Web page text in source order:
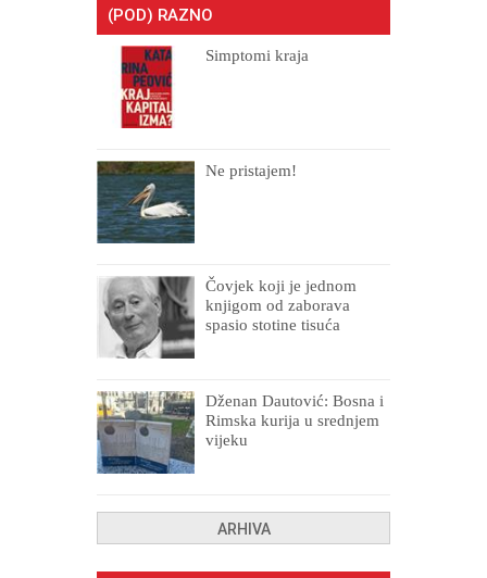
(POD) RAZNO
Simptomi kraja
Ne pristajem!
Čovjek koji je jednom
knjigom od zaborava
spasio stotine tisuća
Dženan Dautović: Bosna i
Rimska kurija u srednjem
vijeku
ARHIVA